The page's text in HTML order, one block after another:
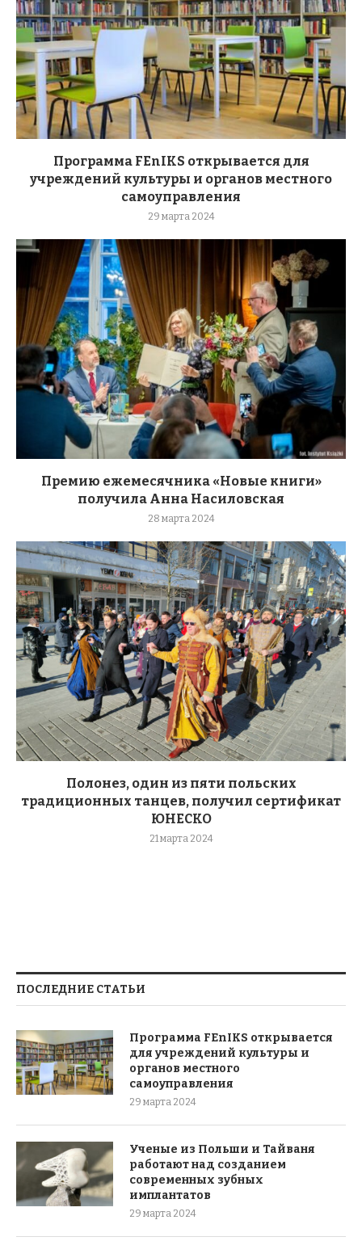
Программа FEnIKS открывается для
учреждений культуры и органов местного
самоуправления
29 марта 2024
Премию ежемесячника «Новые книги»
получила Анна Насиловская
28 марта 2024
Полонез, один из пяти польских
традиционных танцев, получил сертификат
ЮНЕСКО
21 марта 2024
ПОСЛЕДНИЕ СТАТЬИ
Программа FEnIKS открывается
для учреждений культуры и
органов местного
самоуправления
29 марта 2024
Ученые из Польши и Тайваня
работают над созданием
современных зубных
имплантатов
29 марта 2024